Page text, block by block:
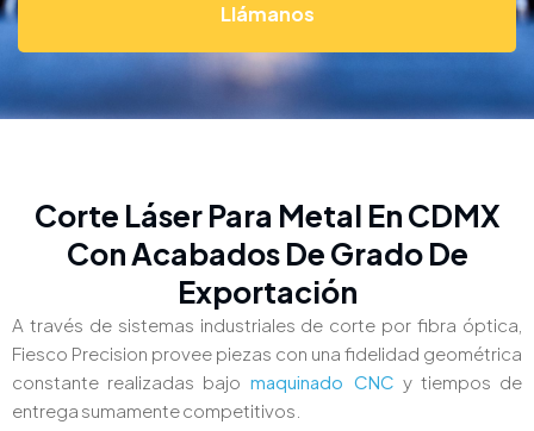
Llámanos
Corte Láser Para Metal En CDMX
Con Acabados De Grado De
Exportación
A través de sistemas industriales de corte por fibra óptica,
Fiesco Precision provee piezas con una fidelidad geométrica
constante realizadas bajo maquinado CNC y tiempos de
entrega sumamente competitivos.